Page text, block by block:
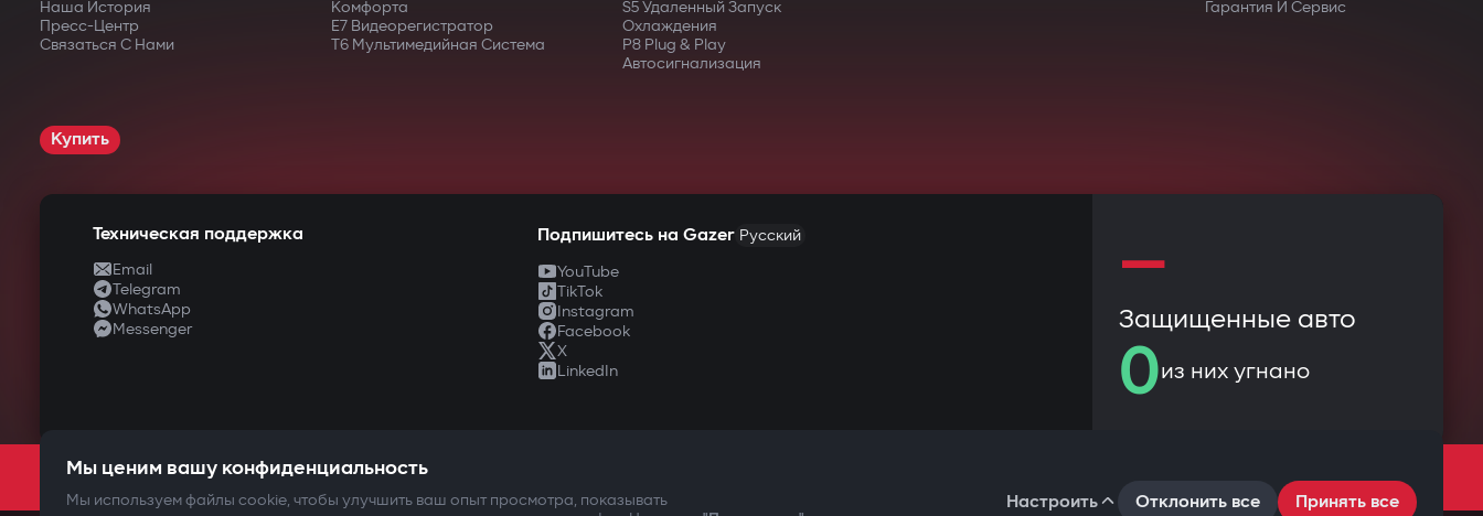
Наша История
Пресс-Центр
Связаться С Нами
Комфорта
E7 Видеорегистратор
T6 Мультимедийная Система
S5 Удаленный Запуск
Охлаждения
P8 Plug & Play
Автосигнализация
Гарантия И Сервис
Купить
Техническая поддержка
Email
Telegram
WhatsApp
Messenger
Подпишитесь на Gazer Русский
YouTube
TikTok
Instagram
Facebook
X
LinkedIn
—
Защищенные авто
0из них угнано
ТВОЯ БЕЗОПАСНОСТЬ ПРЕЖДЕ ВСЕГО
Мы ценим вашу конфиденциальность
Мы используем файлы cookie, чтобы улучшить ваш опыт просмотра, показывать
Настроить Отклонить все Принять все